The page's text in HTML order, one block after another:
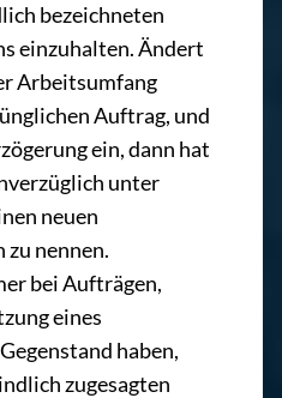
bezeichneten
einzuhalten. Ändert
Arbeitsumfang
Auftrag, und
ein, dann hat
unter
neuen
nennen.
bei Aufträgen,
eines
haben,
zugesagten